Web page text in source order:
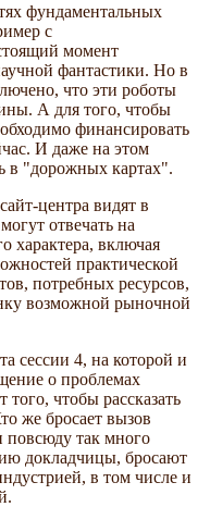
фундаментальных
с
момент
фантастики. Но в
что эти роботы
А для того, чтобы
финансировать
И даже на этом
в "дорожных картах".
центра видят в
отвечать на
характера, включая
практической
потребных ресурсов,
возможной рыночной
сессии 4, на которой и
о проблемах
того, чтобы рассказать
же бросает вызов
повсюду так много
докладчицы, бросают
в том числе и